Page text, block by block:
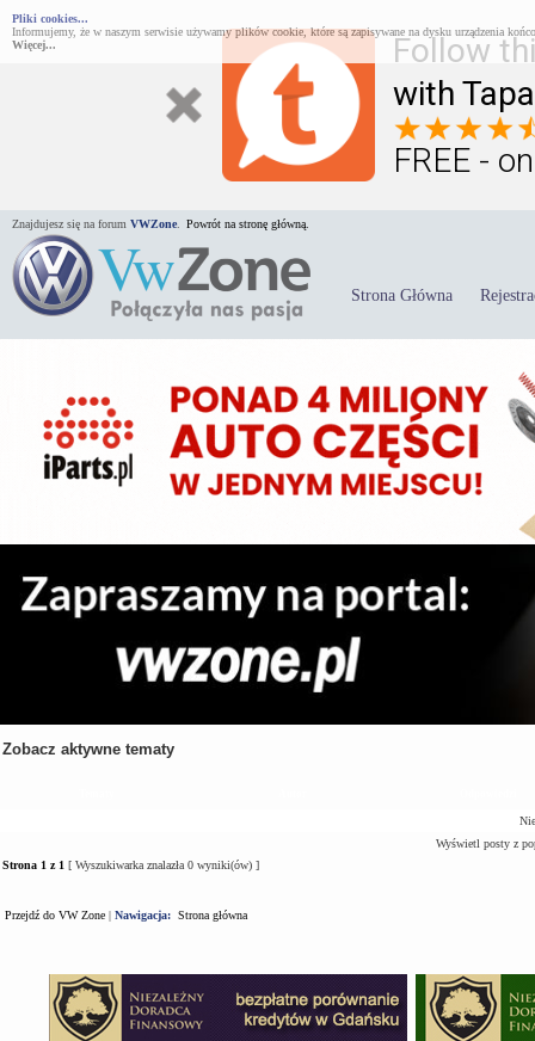
Follow
with
FREE -
Pliki cookies...
Informujemy, że w naszym serwisie używamy plików cookie, które są zapisywane na dysku urządzenia
Więcej...
Znajdujesz się na forum VWZone Powrót na stronę główną.
Strona Główna
Zobacz aktywne tematy
Wyświetl posty z
Strona 1 z 1 [ Wyszukiwarka znalazła 0 wyniki(ów) ]
Przejdź do VW Zone | Nawigacja: Strona główna